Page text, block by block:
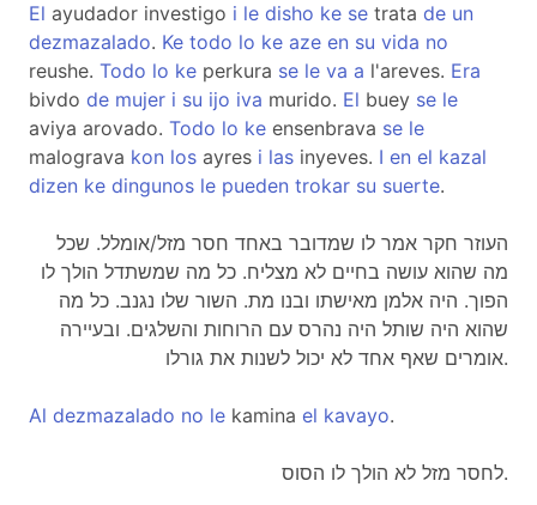
El ayudador investigo i le disho ke se trata de un
dezmazalado. Ke todo lo ke aze en su vida no
reushe. Todo lo ke perkura se le va a l'areves. Era
bivdo de mujer i su ijo iva murido. El buey se le
aviya arovado. Todo lo ke ensenbrava se le
malograva kon los ayres i las inyeves. I en el kazal
dizen ke dingunos le pueden trokar su suerte.
העוזר חקר אמר לו שמדובר באחד חסר מזל/אומלל. שכל
מה שהוא עושה בחיים לא מצליח. כל מה שמשתדל הולך לו
הפוך. היה אלמן מאישתו ובנו מת. השור שלו נגנב. כל מה
שהוא היה שותל היה נהרס עם הרוחות והשלגים. ובעיירה
אומרים שאף אחד לא יכול לשנות את גורלו.
Al dezmazalado no le kamina el kavayo.
לחסר מזל לא הולך לו הסוס.